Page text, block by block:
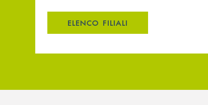
ELENCO FILIALI